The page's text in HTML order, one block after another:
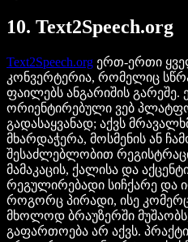
10. Text2Speech.org
Text2Speech.org ერთ-ერთი
კონვერტერია, რომელიც
ფაილებს ანგარიშის გარეშე.
ორიენტირებული ვებ
გადასაყვანად; აქვს
მხარდაჭერა, მოსმენის ან
შესაძლებლობით
მამაკაცის, ქალისა და
რეგულირებადი სიჩქარე და
როგორც პირადი, ისე
მხოლოდ ბრაუზერში
გაფართოება არ აქვს.